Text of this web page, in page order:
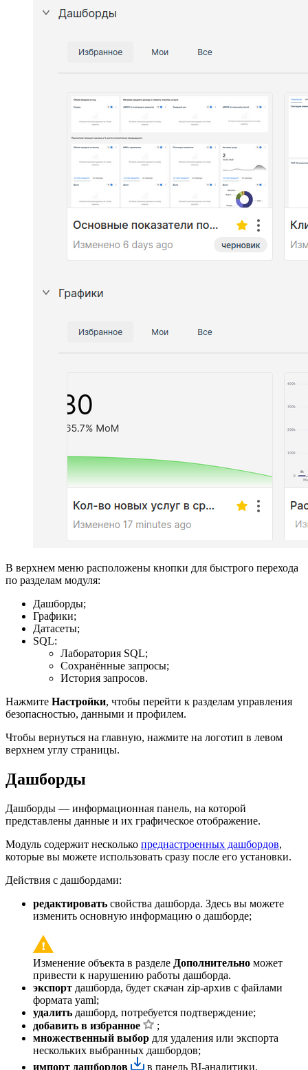
В верхнем меню расположены кнопки для быстрого перехода
по разделам модуля:
Дашборды;
Графики;
Датасеты;
SQL:
Лаборатория SQL;
Сохранённые запросы;
История запросов.
Нажмите Настройки, чтобы перейти к разделам управления
безопасностью, данными и профилем.
Чтобы вернуться на главную, нажмите на логотип в левом
верхнем углу страницы.
Дашборды
Дашборды — информационная панель, на которой
представлены данные и их графическое отображение.
Модуль содержит несколько преднастроенных дашбордов,
которые вы можете использовать сразу после его установки.
Действия с дашбордами:
редактировать свойства дашборда. Здесь вы можете
изменить основную информацию о дашборде;
Изменение объекта в разделе Дополнительно может
привести к нарушению работы дашборда.
экспорт дашборда, будет скачан zip-архив с файлами
формата yaml;
удалить дашборд, потребуется подтверждение;
добавить в избранное
;
множественный выбор для удаления или экспорта
нескольких выбранных дашбордов;
импорт дашбордов
в панель BI-аналитики.